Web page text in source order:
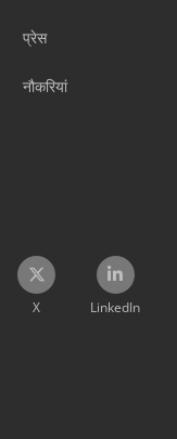
प्रेस
नौकरियां
X LinkedIn